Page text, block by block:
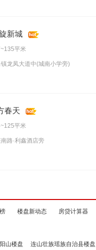
新城
平米
镇龙凤大道中(城南小学旁)
春天
平米
路·利鑫酒店旁
楼盘新动态 房贷计算器
阳山楼盘 连山壮族瑶族自治县楼盘